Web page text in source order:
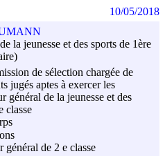
la jeunesse et des sports de 1ère
de sélection chargée de
jugés aptes à exercer les
général de la jeunesse et des
classe
général de 2 e classe
10/05/2018